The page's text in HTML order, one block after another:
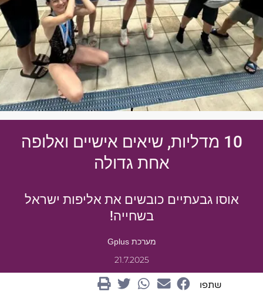
10 מדליות, שיאים אישיים ואלופה
אחת גדולה
אוסו גבעתיים כובשים את אליפות ישראל
בשחייה!
מערכת Gplus
21.7.2025
שתפו